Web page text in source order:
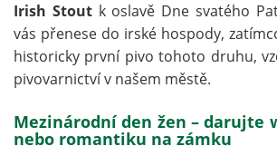
Irish Stoutk oslavě Dne svatého
vás přenese do irské hospody,
historicky první pivo tohoto druhu,
pivovarnictví v našem městě.
Mezinárodní den žen – darujte
nebo romantiku na zámku